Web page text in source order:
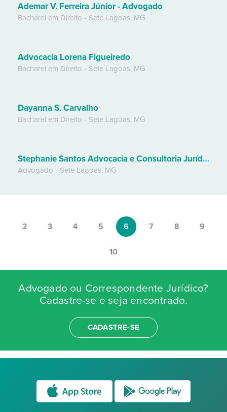
Ademar V. Ferreira Júnior - Advogado
Bacharel em Direito - Sete Lagoas, MG
Advocacia Lorena Figueiredo
Bacharel em Direito - Sete Lagoas, MG
Dayanna S. Carvalho
Bacharel em Direito - Sete Lagoas, MG
Stephanie Santos Advocacia e Consultoria Jurídica
Advogado - Sete Lagoas, MG
2 3 4 5 6 7 8 9
10
Advogado ou Correspondente Jurídico?
Cadastre-se e seja encontrado.
CADASTRE-SE